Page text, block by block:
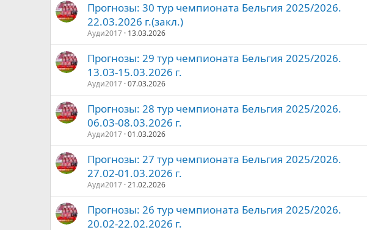
Прогнозы: 30 тур чемпионата Бельгия 2025/2026.
22.03.2026 г.(закл.)
Ауди2017 13.03.2026
Прогнозы: 29 тур чемпионата Бельгия 2025/2026.
13.03-15.03.2026 г.
Ауди2017 07.03.2026
Прогнозы: 28 тур чемпионата Бельгия 2025/2026.
06.03-08.03.2026 г.
Ауди2017 01.03.2026
Прогнозы: 27 тур чемпионата Бельгия 2025/2026.
27.02-01.03.2026 г.
Ауди2017 21.02.2026
Прогнозы: 26 тур чемпионата Бельгия 2025/2026.
20.02-22.02.2026 г.